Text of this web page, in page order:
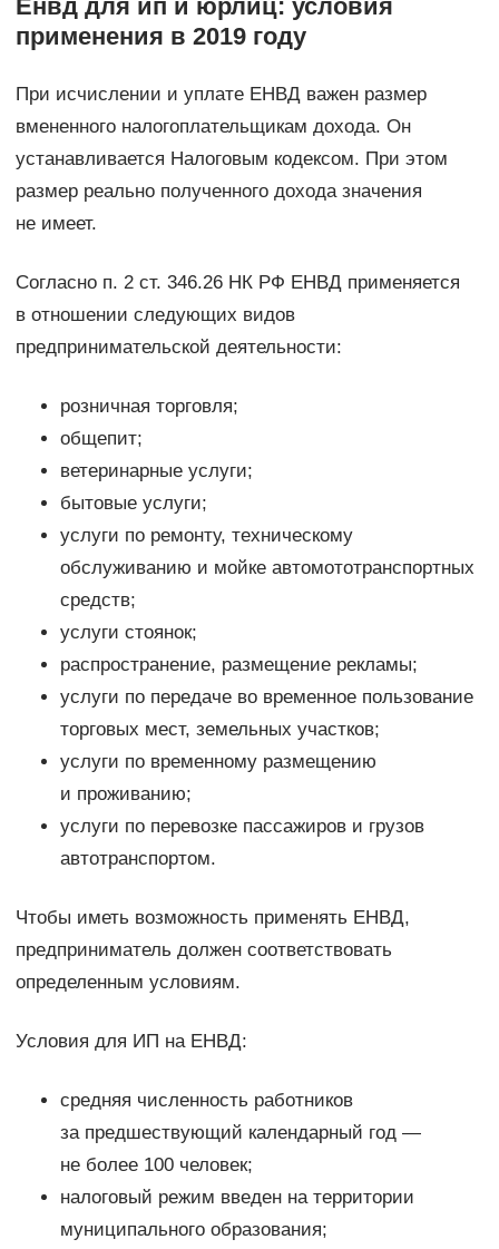
Енвд для ип и юрлиц: условия
применения в 2019 году
При исчислении и уплате ЕНВД важен размер
вмененного налогоплательщикам дохода. Он
устанавливается Налоговым кодексом. При этом
размер реально полученного дохода значения
не имеет.
Согласно п. 2 ст. 346.26 НК РФ ЕНВД применяется
в отношении следующих видов
предпринимательской деятельности:
розничная торговля;
общепит;
ветеринарные услуги;
бытовые услуги;
услуги по ремонту, техническому
обслуживанию и мойке автомототранспортных
средств;
услуги стоянок;
распространение, размещение рекламы;
услуги по передаче во временное пользование
торговых мест, земельных участков;
услуги по временному размещению
и проживанию;
услуги по перевозке пассажиров и грузов
автотранспортом.
Чтобы иметь возможность применять ЕНВД,
предприниматель должен соответствовать
определенным условиям.
Условия для ИП на ЕНВД:
средняя численность работников
за предшествующий календарный год —
не более 100 человек;
налоговый режим введен на территории
муниципального образования;